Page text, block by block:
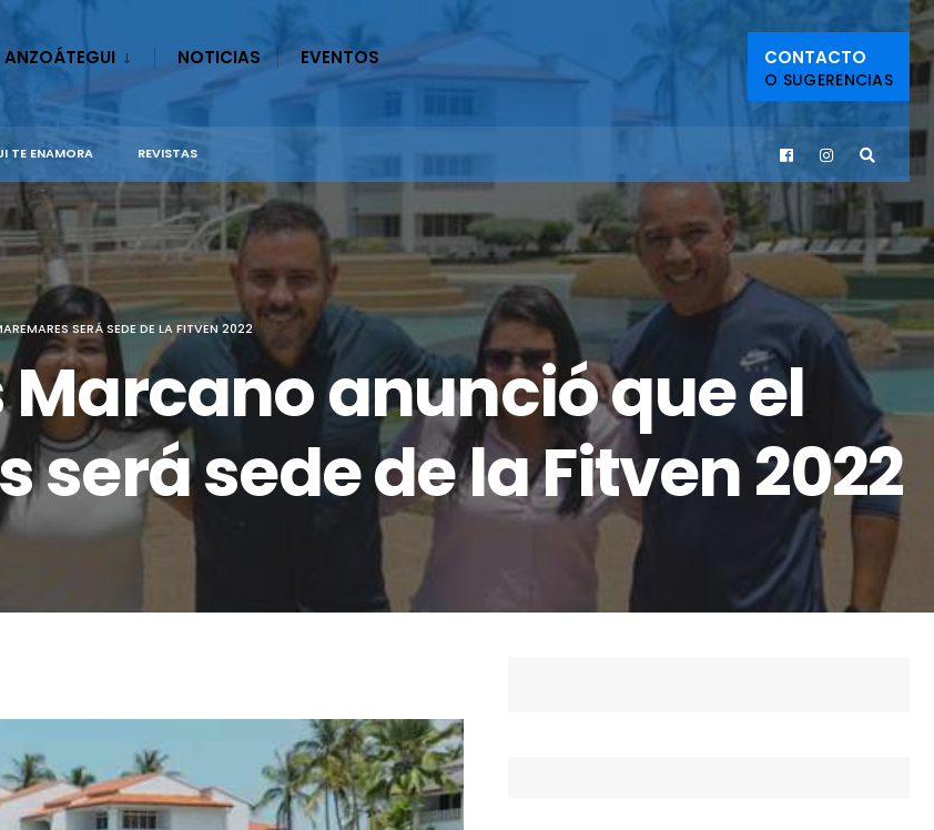
ANZOÁTEGUI NOTICIAS EVENTOS CONTACTO
O SUGERENCIAS
TE ENAMORA REVISTAS
SERÁ SEDE DE LA FITVEN 2022
anunció que el
sede de la Fitven 2022